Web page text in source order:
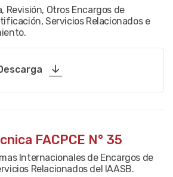
Revisión, Otros Encargos de
Servicios Relacionados e
FACPCE N° 35
Internacionales de Encargos de
Relacionados del IAASB.